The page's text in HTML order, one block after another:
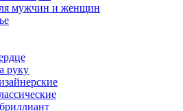
мужчин и женщин
руку